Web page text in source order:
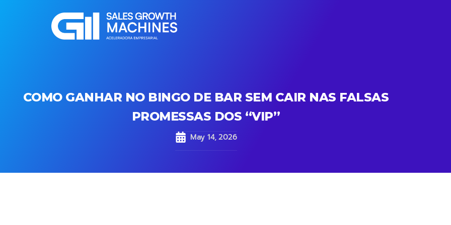
COMO GANHAR NO BINGO DE BAR SEM CAIR NAS FALSAS
PROMESSAS DOS “VIP”
May 14, 2026